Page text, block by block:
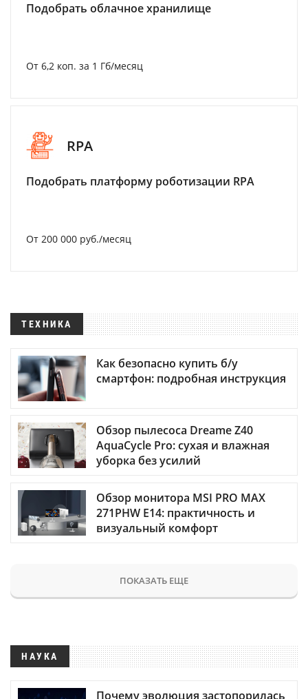
Подобрать облачное хранилище
От 6,2 коп. за 1 Гб/месяц
RPA
Подобрать платформу роботизации RPA
От 200 000 руб./месяц
ТЕХНИКА
Как безопасно купить б/у
смартфон: подробная инструкция
Обзор пылесоса Dreame Z40
AquaCycle Pro: сухая и влажная
уборка без усилий
Обзор монитора MSI PRO MAX
271PHW E14: практичность и
визуальный комфорт
ПОКАЗАТЬ ЕЩЕ
НАУКА
Почему эволюция застопорилась